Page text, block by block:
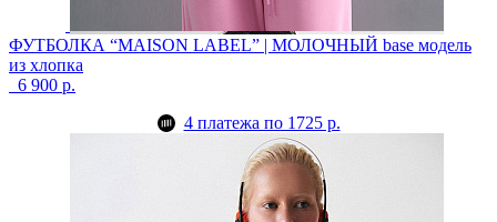
ФУТБОЛКА “MAISON LABEL” | МОЛОЧНЫЙ base модель
из хлопка
6 900 р.
4 платежа по 1725 р.